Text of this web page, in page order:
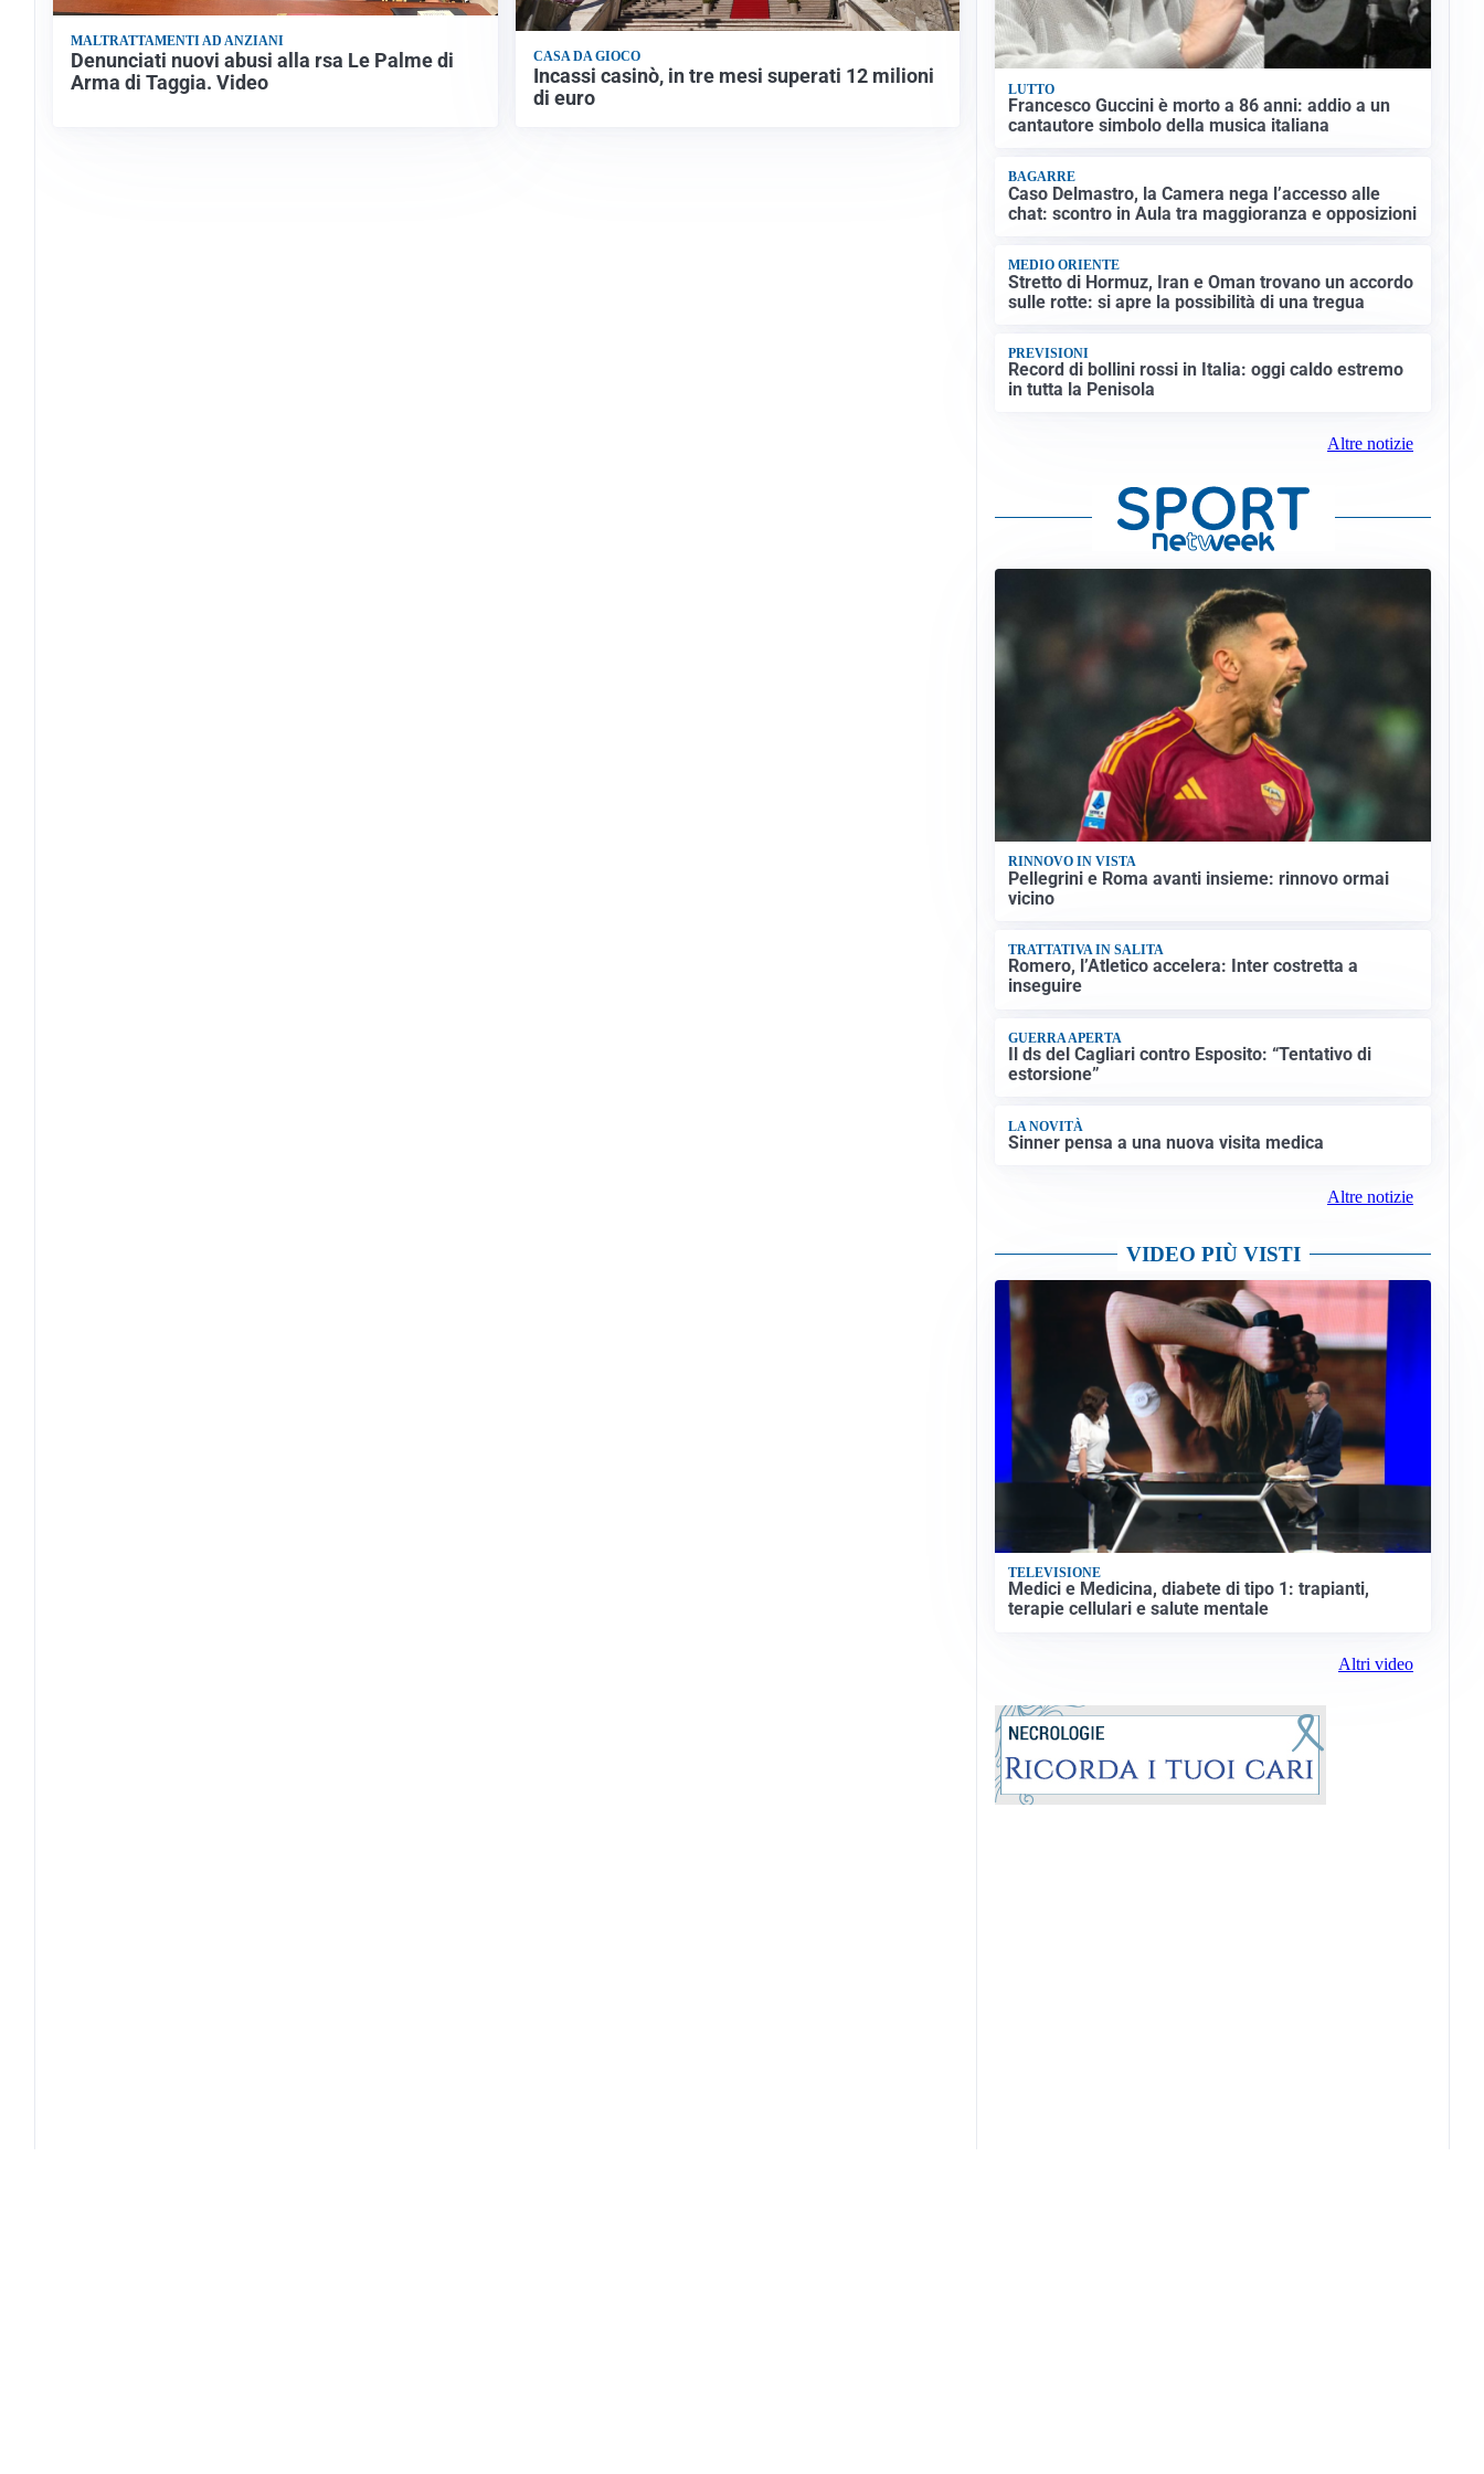
MALTRATTAMENTI AD ANZIANI
Denunciati nuovi abusi alla rsa Le Palme di
Arma di Taggia. Video
CASA DA GIOCO
Incassi casinò, in tre mesi superati 12 milioni
di euro
LUTTO
Francesco Guccini è morto a 86 anni: addio a un
cantautore simbolo della musica italiana
BAGARRE
Caso Delmastro, la Camera nega l’accesso alle
chat: scontro in Aula tra maggioranza e opposizioni
MEDIO ORIENTE
Stretto di Hormuz, Iran e Oman trovano un accordo
sulle rotte: si apre la possibilità di una tregua
PREVISIONI
Record di bollini rossi in Italia: oggi caldo estremo
in tutta la Penisola
Altre notizie
RINNOVO IN VISTA
Pellegrini e Roma avanti insieme: rinnovo ormai
vicino
TRATTATIVA IN SALITA
Romero, l’Atletico accelera: Inter costretta a
inseguire
GUERRA APERTA
Il ds del Cagliari contro Esposito: “Tentativo di
estorsione”
LA NOVITÀ
Sinner pensa a una nuova visita medica
Altre notizie
VIDEO PIÙ VISTI
TELEVISIONE
Medici e Medicina, diabete di tipo 1: trapianti,
terapie cellulari e salute mentale
Altri video